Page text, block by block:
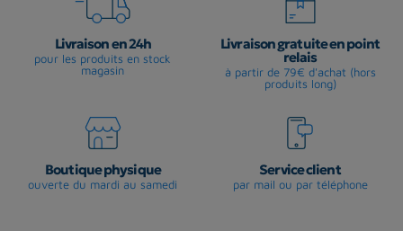
Livraison en 24h
pour les produits en stock
magasin
Livraison gratuite en point
relais
à partir de 79€ d'achat (hors
produits long)
Boutique physique
ouverte du mardi au samedi
Service client
par mail ou par téléphone